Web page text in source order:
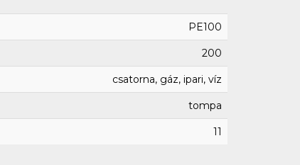
PE100
200
csatorna, gáz, ipari, víz
tompa
11